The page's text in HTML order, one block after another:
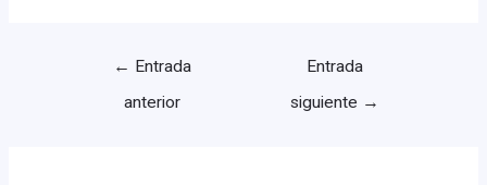
← Entrada
anterior
Entrada
siguiente →